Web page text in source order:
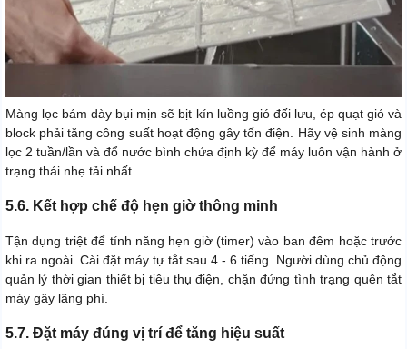
Màng lọc bám dày bụi mịn sẽ bịt kín luồng gió đối lưu, ép quạt gió và
block phải tăng công suất hoạt động gây tốn điện. Hãy vệ sinh màng
lọc 2 tuần/lần và đổ nước bình chứa định kỳ để máy luôn vận hành ở
trạng thái nhẹ tải nhất.
5.6. Kết hợp chế độ hẹn giờ thông minh
Tận dụng triệt để tính năng hẹn giờ (timer) vào ban đêm hoặc trước
khi ra ngoài. Cài đặt máy tự tắt sau 4 - 6 tiếng. Người dùng chủ động
quản lý thời gian thiết bị tiêu thụ điện, chặn đứng tình trạng quên tắt
máy gây lãng phí.
5.7. Đặt máy đúng vị trí để tăng hiệu suất